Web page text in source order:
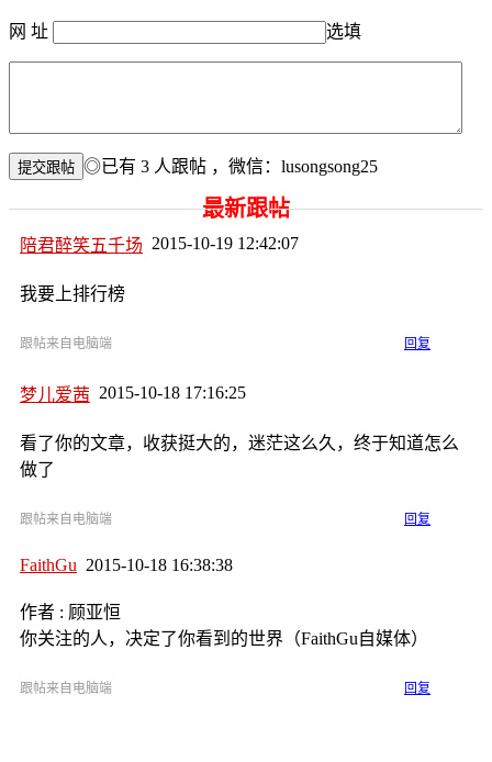
网 址 选填
◎已有 3 人跟帖 ，微信：lusongsong25
最新跟帖
陪君醉笑五千场 2015-10-19 12:42:07
我要上排行榜
跟帖来自电脑端 回复
梦儿爱茜 2015-10-18 17:16:25
看了你的文章，收获挺大的，迷茫这么久，终于知道怎么
做了
跟帖来自电脑端 回复
FaithGu 2015-10-18 16:38:38
作者 : 顾亚恒
你关注的人，决定了你看到的世界（FaithGu自媒体）
跟帖来自电脑端 回复